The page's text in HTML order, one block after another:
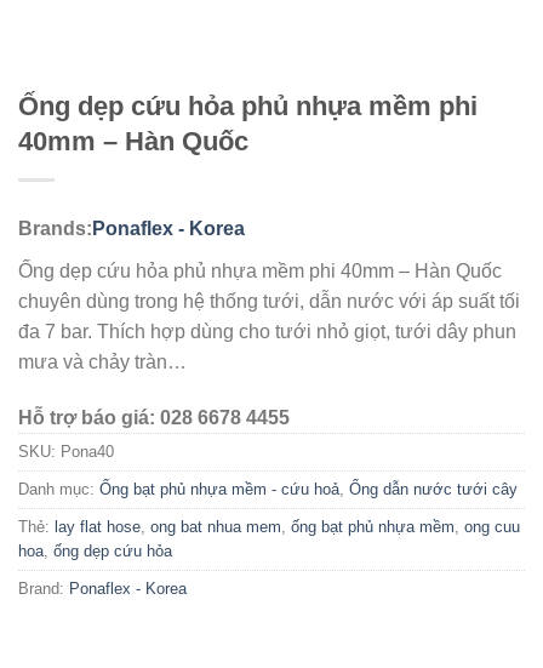
Ống dẹp cứu hỏa phủ nhựa mềm phi
40mm – Hàn Quốc
Brands: Ponaflex - Korea
Ống dẹp cứu hỏa phủ nhựa mềm phi 40mm – Hàn Quốc
chuyên dùng trong hệ thống tưới, dẫn nước với áp suất tối
đa 7 bar. Thích hợp dùng cho tưới nhỏ giọt, tưới dây phun
mưa và chảy tràn…
Hỗ trợ báo giá: 028 6678 4455
SKU: Pona40
Danh mục: Ống bạt phủ nhựa mềm - cứu hoả Ống dẫn nước tưới cây
Thẻ: lay flat hose ong bat nhua mem ống bạt phủ nhựa mềm ong cuu
hoa ống dẹp cứu hỏa
Brand: Ponaflex - Korea